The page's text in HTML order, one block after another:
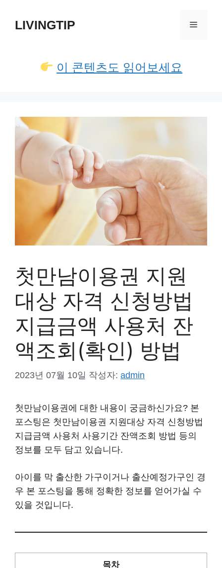
LIVINGTIP 메
이 콘텐츠도 읽어보세요
첫만남이용권 지원
대상 자격 신청방법
지급금액 사용처 잔
액조회(확인) 방법
2023년 07월 10일 작성자: admin
첫만남이용권에 대한 내용이 궁금하신가요? 본
포스팅은 첫만남이용권 지원대상 자격 신청방법
지급금액 사용처 사용기간 잔액조회 방법 등의
정보를 모두 담고 있습니다.
아이를 막 출산한 가구이거나 출산예정가구인 경
우 본 포스팅을 통해 정확한 정보를 얻어가실 수
있을 것입니다.
목차